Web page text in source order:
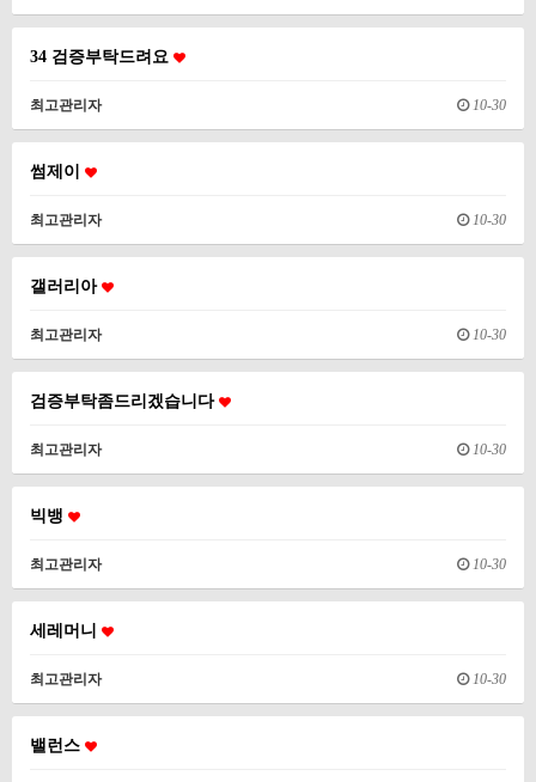
34 검증부탁드려요
최고관리자 10-30
썸제이
최고관리자 10-30
갤러리아
최고관리자 10-30
검증부탁좀드리겠습니다
최고관리자 10-30
빅뱅
최고관리자 10-30
세레머니
최고관리자 10-30
밸런스